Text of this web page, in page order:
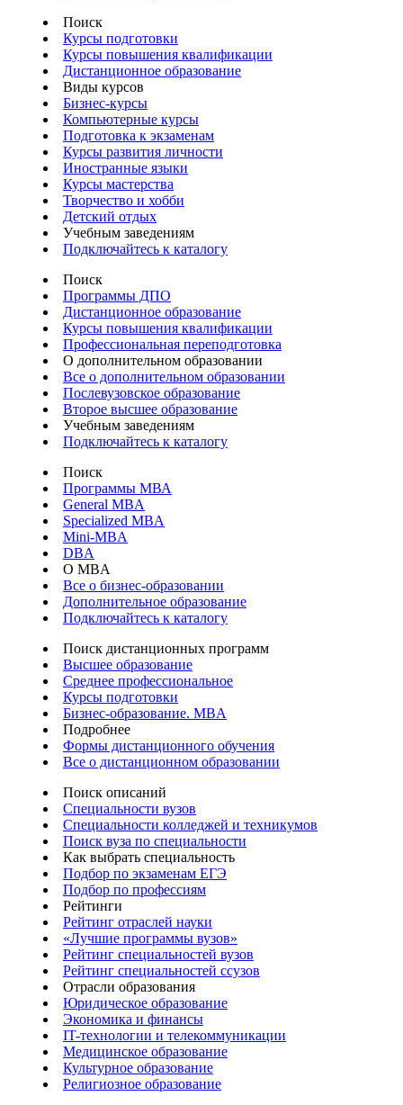
Поиск
Курсы подготовки
Курсы повышения квалификации
Дистанционное образование
Виды курсов
Бизнес-курсы
Компьютерные курсы
Подготовка к экзаменам
Курсы развития личности
Иностранные языки
Курсы мастерства
Творчество и хобби
Детский отдых
Учебным заведениям
Подключайтесь к каталогу
Поиск
Программы ДПО
Дистанционное образование
Курсы повышения квалификации
Профессиональная переподготовка
О дополнительном образовании
Все о дополнительном образовании
Послевузовское образование
Второе высшее образование
Учебным заведениям
Подключайтесь к каталогу
Поиск
Программы МВА
General MBA
Specialized MBA
Mini-MBA
DBA
О MBA
Все о бизнес-образовании
Дополнительное образование
Подключайтесь к каталогу
Поиск дистанционных программ
Высшее образование
Среднее профессиональное
Курсы подготовки
Бизнес-образование. MBA
Подробнее
Формы дистанционного обучения
Все о дистанционном образовании
Поиск описаний
Специальности вузов
Специальности колледжей и техникумов
Поиск вуза по специальности
Как выбрать специальность
Подбор по экзаменам ЕГЭ
Подбор по профессиям
Рейтинги
Рейтинг отраслей науки
«Лучшие программы вузов»
Рейтинг специальностей вузов
Рейтинг специальностей ссузов
Отрасли образования
Юридическое образование
Экономика и финансы
IT-технологии и телекоммуникации
Медицинское образование
Культурное образование
Религиозное образование